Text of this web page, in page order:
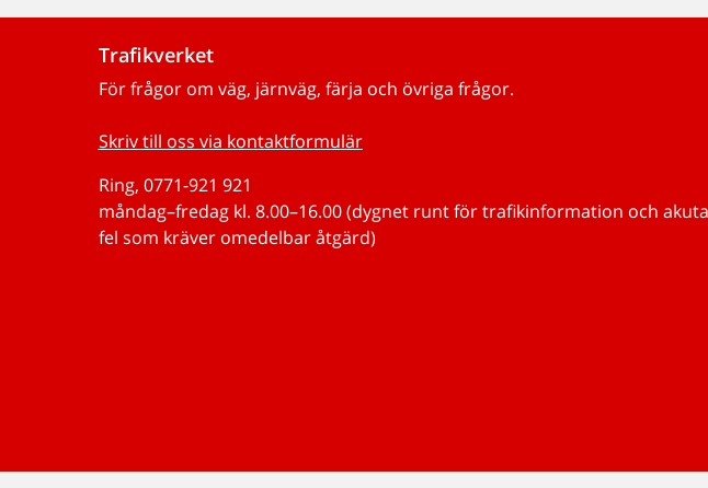
Trafikverket
För frågor om väg, järnväg, färja och övriga frågor.
Skriv till oss via kontaktformulär
Ring, 0771-921 921
måndag–fredag kl. 8.00–16.00 (dygnet runt för trafikinformation och akuta
fel som kräver omedelbar åtgärd)